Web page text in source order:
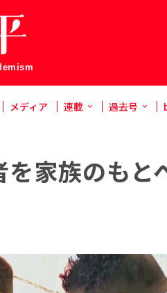
メディア 連載 過去号
家族のもと